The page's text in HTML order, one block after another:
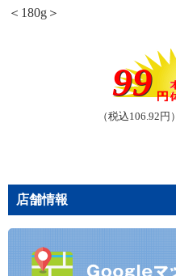
＜180g＞
99
（税込106.92円）
店舗情報